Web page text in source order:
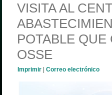
VISITA AL
POTABLE
OSSE
Imprimir |Correo electrónico